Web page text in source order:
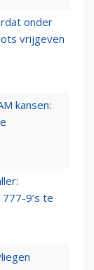
onder
vrijgeven
kansen:
9’s te